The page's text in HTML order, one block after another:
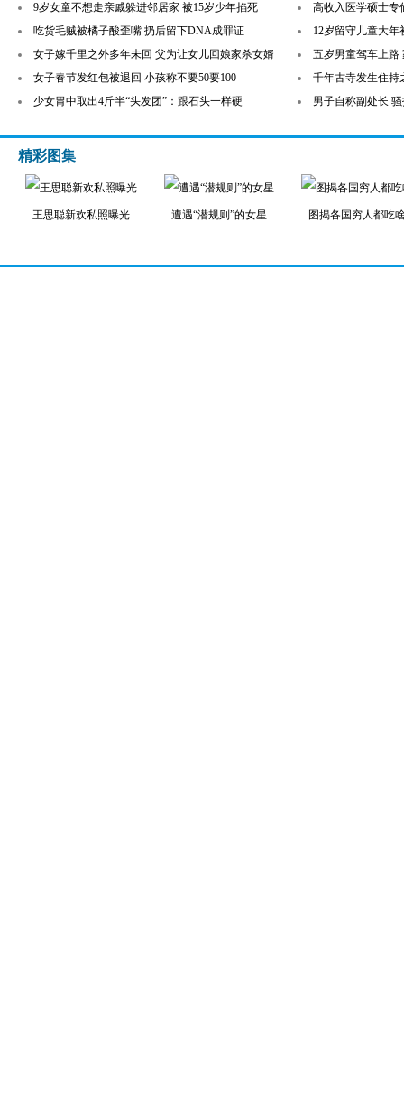
9岁女童不想走亲戚躲进邻居家 被15岁少年掐死
吃货毛贼被橘子酸歪嘴 扔后留下DNA成罪证
女子嫁千里之外多年未回 父为让女儿回娘家杀女婿
女子春节发红包被退回 小孩称不要50要100
少女胃中取出4斤半“头发团”：跟石头一样硬
高收入医学硕士专
12岁留守儿童大
五岁男童驾车上路
千年古寺发生住持
男子自称副处长
精彩图集
王思聪新欢私照曝光 遭遇“潜规则”的女星 图揭各国穷人都吃